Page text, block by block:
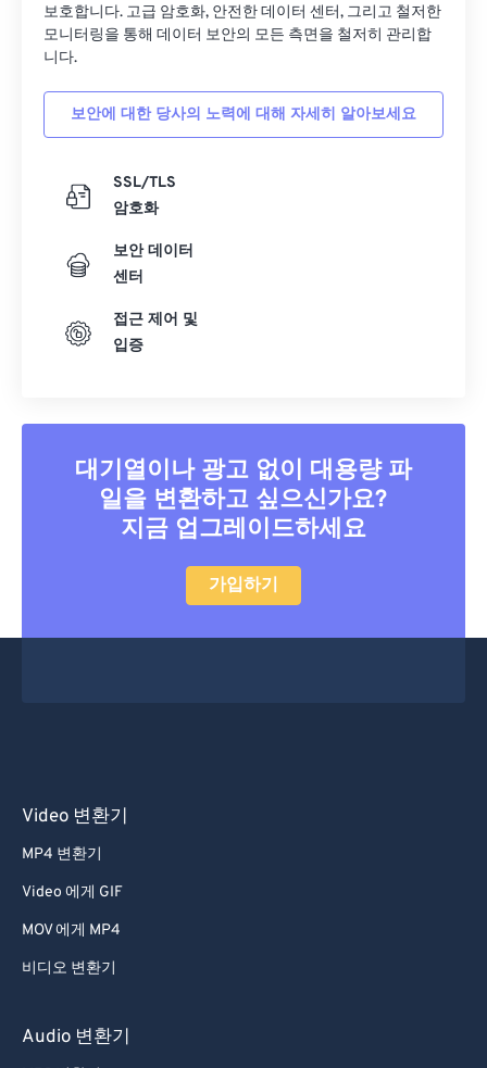
보호합니다. 고급 암호화, 안전한 데이터 센터, 그리고 철저한
모니터링을 통해 데이터 보안의 모든 측면을 철저히 관리합
니다.
보안에 대한 당사의 노력에 대해 자세히 알아보세요
SSL/TLS
암호화
보안 데이터
센터
접근 제어 및
입증
대기열이나 광고 없이 대용량 파
일을 변환하고 싶으신가요?
지금 업그레이드하세요
가입하기
Video 변환기
MP4 변환기
Video 에게 GIF
MOV 에게 MP4
비디오 변환기
Audio 변환기